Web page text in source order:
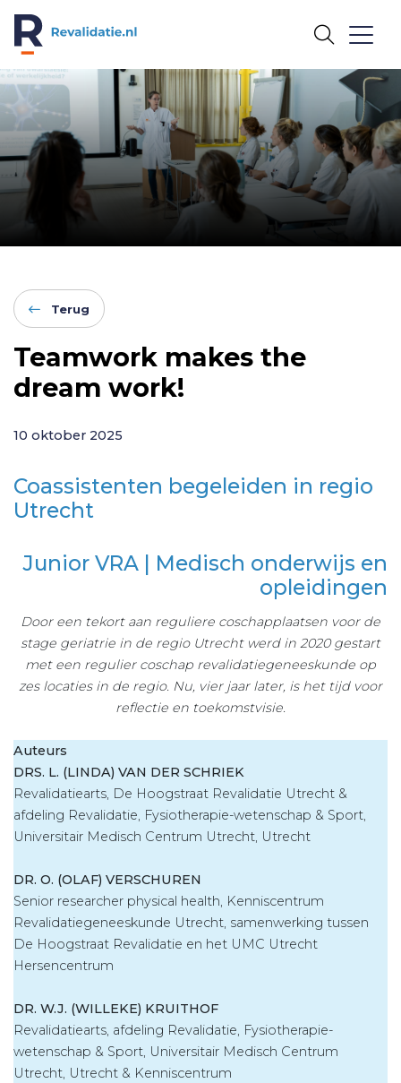
REVALIDATIE.NL
Terug
Teamwork makes the
dream work!
10 oktober 2025
Coassistenten begeleiden in regio
Utrecht
Junior VRA | Medisch onderwijs en
opleidingen
Door een tekort aan reguliere coschapplaatsen voor de
stage geriatrie in de regio Utrecht werd in 2020 gestart
met een regulier coschap revalidatiegeneeskunde op
zes locaties in de regio. Nu, vier jaar later, is het tijd voor
reflectie en toekomstvisie.
Auteurs
DRS. L. (LINDA) VAN DER SCHRIEK
Revalidatiearts, De Hoogstraat Revalidatie Utrecht &
afdeling Revalidatie, Fysiotherapie-wetenschap & Sport,
Universitair Medisch Centrum Utrecht, Utrecht
DR. O. (OLAF) VERSCHUREN
Senior researcher physical health, Kenniscentrum
Revalidatiegeneeskunde Utrecht, samenwerking tussen
De Hoogstraat Revalidatie en het UMC Utrecht
Hersencentrum
DR. W.J. (WILLEKE) KRUITHOF
Revalidatiearts, afdeling Revalidatie, Fysiotherapie-
wetenschap & Sport, Universitair Medisch Centrum
Utrecht, Utrecht & Kenniscentrum